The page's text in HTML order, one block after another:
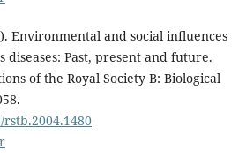
Environmental and social influences
diseases: Past, present and future.
of the Royal Society B: Biological